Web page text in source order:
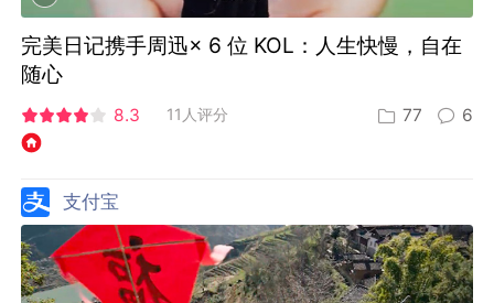
完美日记携手周迅× 6 位 KOL：人生快慢，自在
随心
8.3 11人评分 77 6
支付宝